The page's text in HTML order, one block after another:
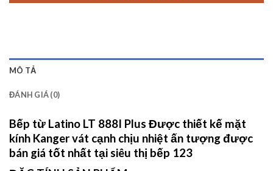
MÔ TẢ
ĐÁNH GIÁ (0)
Bếp từ Latino LT 888I Plus Được thiết kế mặt
kính Kanger vát cạnh chịu nhiệt ấn tượng được
bán giá tốt nhất tại siêu thị bếp 123